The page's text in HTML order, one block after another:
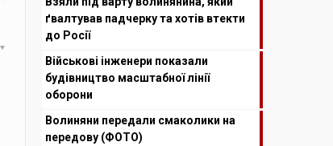
ґвалтував падчерку та хотів втекти
до Росії
Військові інженери показали
будівництво масштабної лінії
оборони
Волиняни передали смаколики на
передову (ФОТО)